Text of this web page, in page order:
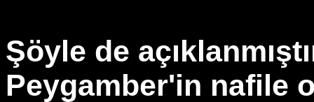
Şöyle de
Peygamber'in nafile